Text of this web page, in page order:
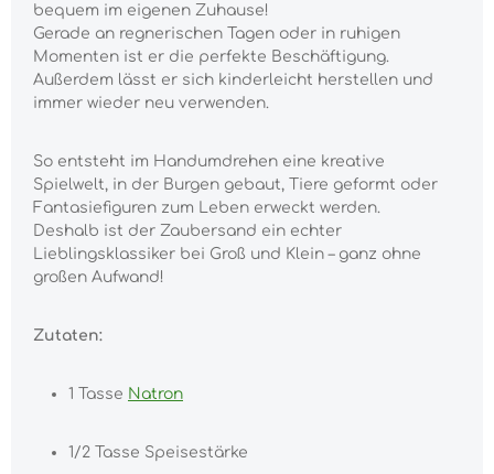
bequem im eigenen Zuhause!
Gerade an regnerischen Tagen oder in ruhigen
Momenten ist er die perfekte Beschäftigung.
Außerdem lässt er sich kinderleicht herstellen und
immer wieder neu verwenden.
So entsteht im Handumdrehen eine kreative
Spielwelt, in der Burgen gebaut, Tiere geformt oder
Fantasiefiguren zum Leben erweckt werden.
Deshalb ist der Zaubersand ein echter
Lieblingsklassiker bei Groß und Klein – ganz ohne
großen Aufwand!
Zutaten:
1 Tasse Natron
1/2 Tasse Speisestärke